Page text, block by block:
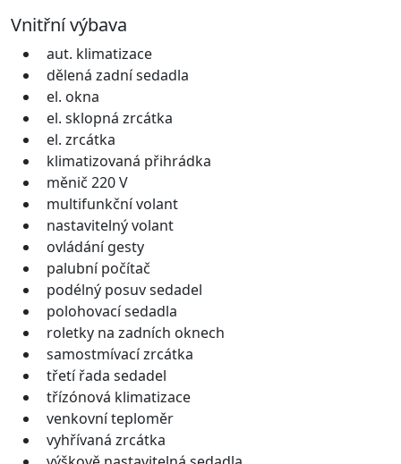
Vnitřní výbava
aut. klimatizace
dělená zadní sedadla
el. okna
el. sklopná zrcátka
el. zrcátka
klimatizovaná přihrádka
měnič 220 V
multifunkční volant
nastavitelný volant
ovládání gesty
palubní počítač
podélný posuv sedadel
polohovací sedadla
roletky na zadních oknech
samostmívací zrcátka
třetí řada sedadel
třízónová klimatizace
venkovní teploměr
vyhřívaná zrcátka